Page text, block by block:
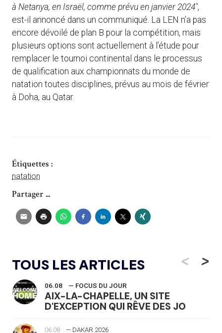
à Netanya, en Israël, comme prévu en janvier 2024″,
est-il annoncé dans un communiqué. La LEN n’a pas
encore dévoilé de plan B pour la compétition, mais
plusieurs options sont actuellement à l’étude pour
remplacer le tournoi continental dans le processus
de qualification aux championnats du monde de
natation toutes disciplines, prévus au mois de février
à Doha, au Qatar.
Étiquettes :
natation
Partager ...
TOUS LES ARTICLES <
06.08 — FOCUS DU JOUR
AIX-LA-CHAPELLE, UN SITE
D'EXCEPTION QUI RÊVE DES JO
06.08 — DAKAR 2026
>